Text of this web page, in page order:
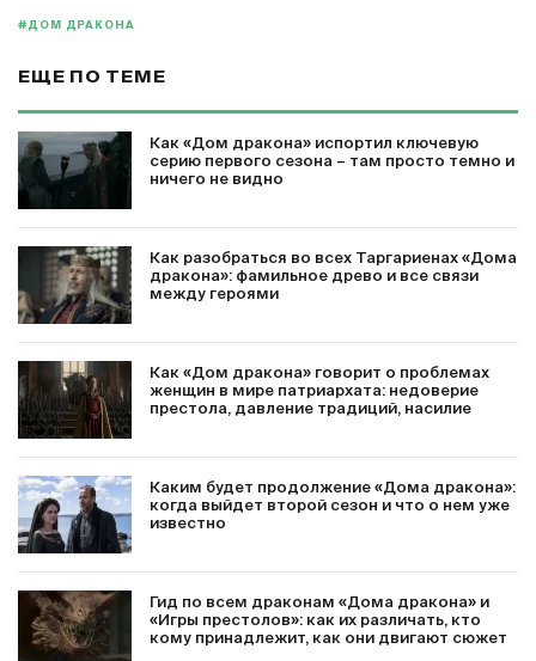
#ДОМ ДРАКОНА
ЕЩЕ ПО ТЕМЕ
Как «Дом дракона» испортил ключевую
серию первого сезона – там просто темно и
ничего не видно
Как разобраться во всех Таргариенах «Дома
дракона»: фамильное древо и все связи
между героями
Как «Дом дракона» говорит о проблемах
женщин в мире патриархата: недоверие
престола, давление традиций, насилие
Каким будет продолжение «Дома дракона»:
когда выйдет второй сезон и что о нем уже
известно
Гид по всем драконам «Дома дракона» и
«Игры престолов»: как их различать, кто
кому принадлежит, как они двигают сюжет